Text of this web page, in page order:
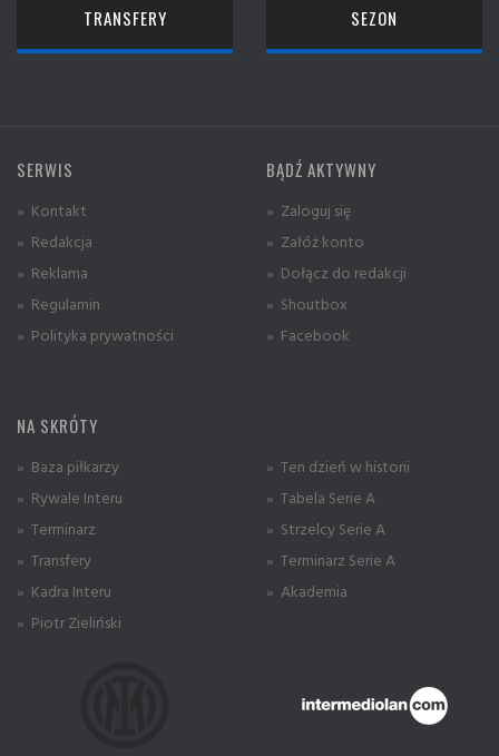
TRANSFERY SEZON
SERWIS
» Kontakt
» Redakcja
» Reklama
» Regulamin
» Polityka prywatności
BĄDŹ AKTYWNY
» Zaloguj się
» Załóż konto
» Dołącz do redakcji
» Shoutbox
» Facebook
NA SKRÓTY
» Baza piłkarzy
» Rywale Interu
» Terminarz
» Transfery
» Kadra Interu
» Piotr Zieliński
» Ten dzień w historii
» Tabela Serie A
» Strzelcy Serie A
» Terminarz Serie A
» Akademia